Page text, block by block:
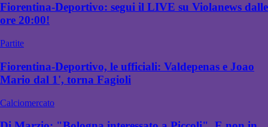
Fiorentina-Deportivo: segui il LIVE su Violanews dalle
ore 20:00!
Partite
Fiorentina-Deportivo, le ufficiali: Valdepenas e Joao
Mario dal 1', torna Fagioli
Calciomercato